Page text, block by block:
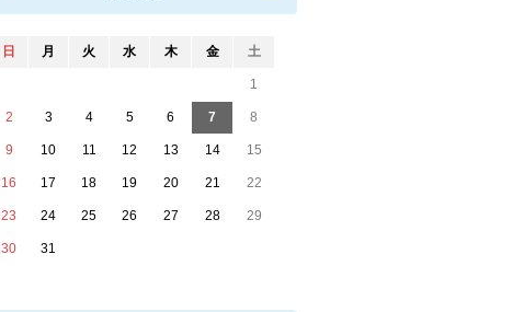
日 月 火 水 木 金 土
1
2 3 4 5 6 7 8
9 10 11 12 13 14 15
16 17 18 19 20 21 22
23 24 25 26 27 28 29
30 31